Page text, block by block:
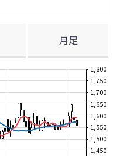
月足
1,450
1,500
1,550
1,600
1,650
1,700
1,750
1,800